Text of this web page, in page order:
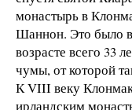
монастырь в
Шаннон. Это было
возрасте всего 33
чумы, от которой
К VIII веку
ирландским